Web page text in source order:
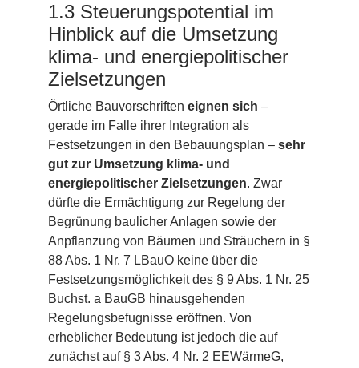
1.3 Steuerungspotential im
Hinblick auf die Umsetzung
klima- und energiepolitischer
Zielsetzungen
Örtliche Bauvorschriften eignen sich –
gerade im Falle ihrer Integration als
Festsetzungen in den Bebauungsplan – sehr
gut zur Umsetzung klima- und
energiepolitischer Zielsetzungen. Zwar
dürfte die Ermächtigung zur Regelung der
Begrünung baulicher Anlagen sowie der
Anpflanzung von Bäumen und Sträuchern in §
88 Abs. 1 Nr. 7 LBauO keine über die
Festsetzungsmöglichkeit des § 9 Abs. 1 Nr. 25
Buchst. a BauGB hinausgehenden
Regelungsbefugnisse eröffnen. Von
erheblicher Bedeutung ist jedoch die auf
zunächst auf § 3 Abs. 4 Nr. 2 EEWärmeG,